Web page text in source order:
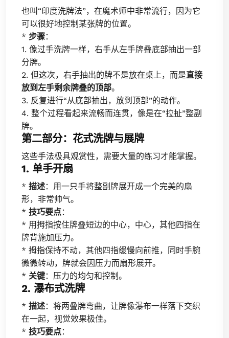
也叫“印度洗牌法”，在魔术师中非常流行，因为它
可以很好地控制某张牌的位置。
* 步骤：
1. 像过手洗牌一样，右手从左手牌叠底部抽出一部
分牌。
2. 但这次，右手抽出的牌不是放在桌上，而是直接
放到左手剩余牌叠的顶部。
3. 反复进行“从底部抽出，放到顶部”的动作。
4. 整个过程看起来流畅而连贯，像是在“拉扯”整副
牌。
第二部分：花式洗牌与展牌
这些手法极具观赏性，需要大量的练习才能掌握。
1. 单手开扇
* 描述：用一只手将整副牌展开成一个完美的扇
形，非常帅气。
* 技巧要点：
* 用拇指按住牌叠短边的中心，中心，其他四指在
牌背施加压力。
* 拇指保持不动，其他四指缓慢向前推，同时手腕
微微转动，牌就会因压力而扇形展开。
* 关键：压力的均匀和控制。
2. 瀑布式洗牌
* 描述：将两叠牌弯曲，让牌像瀑布一样落下交织
在一起，视觉效果极佳。
* 技巧要点：